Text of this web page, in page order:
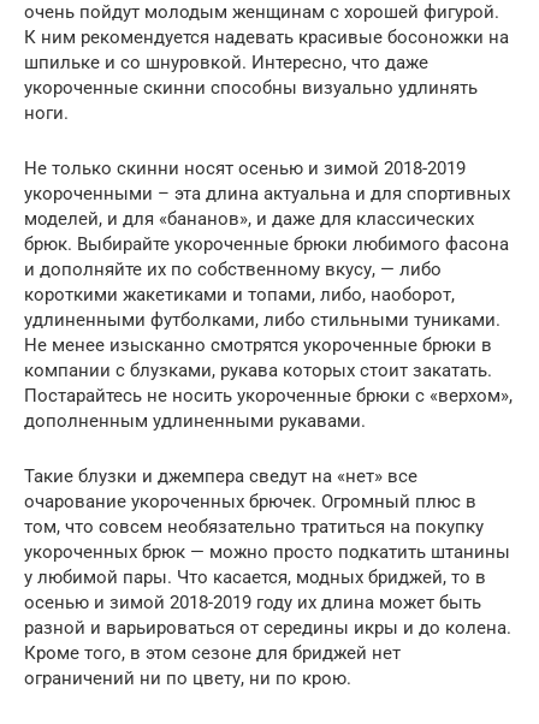
очень пойдут молодым женщинам с хорошей фигурой.
К ним рекомендуется надевать красивые босоножки на
шпильке и со шнуровкой. Интересно, что даже
укороченные скинни способны визуально удлинять
ноги.
Не только скинни носят осенью и зимой 2018-2019
укороченными – эта длина актуальна и для спортивных
моделей, и для «бананов», и даже для классических
брюк. Выбирайте укороченные брюки любимого фасона
и дополняйте их по собственному вкусу, — либо
короткими жакетиками и топами, либо, наоборот,
удлиненными футболками, либо стильными туниками.
Не менее изысканно смотрятся укороченные брюки в
компании с блузками, рукава которых стоит закатать.
Постарайтесь не носить укороченные брюки с «верхом»,
дополненным удлиненными рукавами.
Такие блузки и джемпера сведут на «нет» все
очарование укороченных брючек. Огромный плюс в
том, что совсем необязательно тратиться на покупку
укороченных брюк — можно просто подкатить штанины
у любимой пары. Что касается, модных бриджей, то в
осенью и зимой 2018-2019 году их длина может быть
разной и варьироваться от середины икры и до колена.
Кроме того, в этом сезоне для бриджей нет
ограничений ни по цвету, ни по крою.